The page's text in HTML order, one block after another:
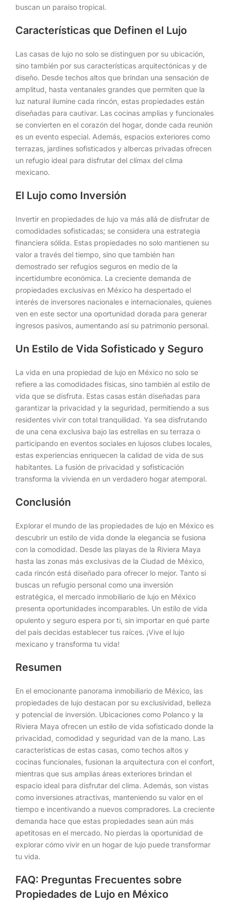
buscan un paraíso tropical.
Características que Definen el Lujo
Las casas de lujo no solo se distinguen por su ubicación,
sino también por sus características arquitectónicas y de
diseño. Desde techos altos que brindan una sensación de
amplitud, hasta ventanales grandes que permiten que la
luz natural ilumine cada rincón, estas propiedades están
diseñadas para cautivar. Las cocinas amplias y funcionales
se convierten en el corazón del hogar, donde cada reunión
es un evento especial. Además, espacios exteriores como
terrazas, jardines sofisticados y albercas privadas ofrecen
un refugio ideal para disfrutar del clímax del clima
mexicano.
El Lujo como Inversión
Invertir en propiedades de lujo va más allá de disfrutar de
comodidades sofisticadas; se considera una estrategia
financiera sólida. Estas propiedades no solo mantienen su
valor a través del tiempo, sino que también han
demostrado ser refugios seguros en medio de la
incertidumbre económica. La creciente demanda de
propiedades exclusivas en México ha despertado el
interés de inversores nacionales e internacionales, quienes
ven en este sector una oportunidad dorada para generar
ingresos pasivos, aumentando así su patrimonio personal.
Un Estilo de Vida Sofisticado y Seguro
La vida en una propiedad de lujo en México no solo se
refiere a las comodidades físicas, sino también al estilo de
vida que se disfruta. Estas casas están diseñadas para
garantizar la privacidad y la seguridad, permitiendo a sus
residentes vivir con total tranquilidad. Ya sea disfrutando
de una cena exclusiva bajo las estrellas en su terraza o
participando en eventos sociales en lujosos clubes locales,
estas experiencias enriquecen la calidad de vida de sus
habitantes. La fusión de privacidad y sofisticación
transforma la vivienda en un verdadero hogar atemporal.
Conclusión
Explorar el mundo de las propiedades de lujo en México es
descubrir un estilo de vida donde la elegancia se fusiona
con la comodidad. Desde las playas de la Riviera Maya
hasta las zonas más exclusivas de la Ciudad de México,
cada rincón está diseñado para ofrecer lo mejor. Tanto si
buscas un refugio personal como una inversión
estratégica, el mercado inmobiliario de lujo en México
presenta oportunidades incomparables. Un estilo de vida
opulento y seguro espera por ti, sin importar en qué parte
del país decidas establecer tus raíces. ¡Vive el lujo
mexicano y transforma tu vida!
Resumen
En el emocionante panorama inmobiliario de México, las
propiedades de lujo destacan por su exclusividad, belleza
y potencial de inversión. Ubicaciones como Polanco y la
Riviera Maya ofrecen un estilo de vida sofisticado donde la
privacidad, comodidad y seguridad van de la mano. Las
características de estas casas, como techos altos y
cocinas funcionales, fusionan la arquitectura con el confort,
mientras que sus amplias áreas exteriores brindan el
espacio ideal para disfrutar del clima. Además, son vistas
como inversiones atractivas, manteniendo su valor en el
tiempo e incentivando a nuevos compradores. La creciente
demanda hace que estas propiedades sean aún más
apetitosas en el mercado. No pierdas la oportunidad de
explorar cómo vivir en un hogar de lujo puede transformar
tu vida.
FAQ: Preguntas Frecuentes sobre
Propiedades de Lujo en México